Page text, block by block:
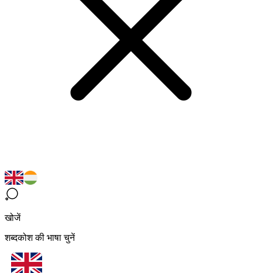
खोजें
शब्दकोश की भाषा चुनें